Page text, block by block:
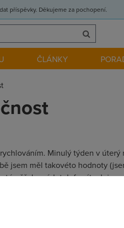
příspěvky. Děkujeme za pochopení.
ČLÁNKY
Minulý týden v
jsem měl takovéto hodnoty
téměř denních telefonátech
Teď mám tyto hodnoty: SNR
neschopnost s tím něco